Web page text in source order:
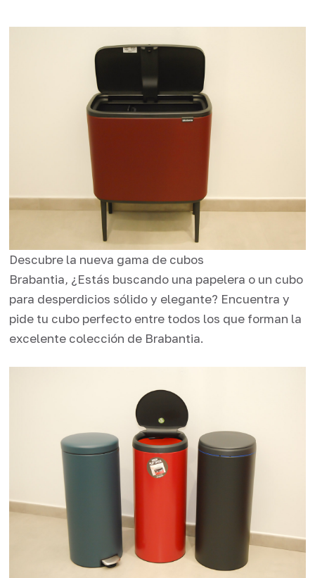
Descubre la nueva gama de cubos
Brabantia, ¿Estás buscando una papelera o un cubo
para desperdicios sólido y elegante? Encuentra y
pide tu cubo perfecto entre todos los que forman la
excelente colección de Brabantia.